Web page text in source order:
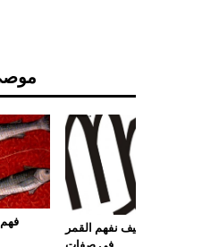
كيف نفهم القمر